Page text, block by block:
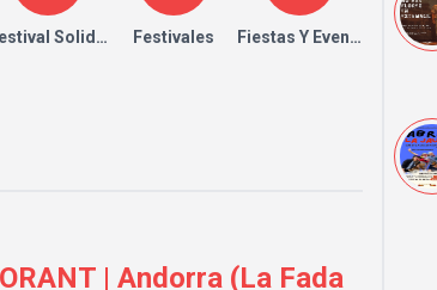
Solidario Festivales Fiestas Y Eventos
| Andorra (La Fada